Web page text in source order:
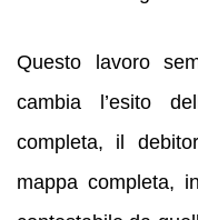
Questo lavoro
cambia l’esito
completa, il
mappa completa,